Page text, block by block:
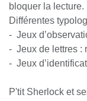
Lessolutions
pas bloquer la
Différentes
- Jeux
- Jeux de lettres :